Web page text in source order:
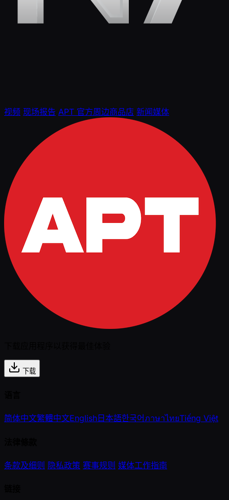
视频 现场报告 APT 官方周边商品店 新闻媒体
下载
简体中文繁體中文English日本語한국어ภาษาไทยTiếng Việt
条款及细则 隐私政策 赛事规则 媒体工作指南